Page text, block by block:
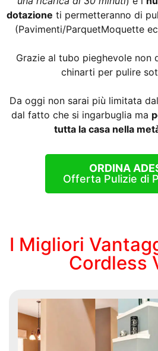
dotazione ti permetteranno di
(Pavimenti/ParquetMoquette
Grazie al tubo pieghevole non
chinarti per pulire
Da oggi non sarai più limitata
dal fatto che si ingarbuglia ma
tutta la casa nella
ORDINA
Offerta Pulizie di
I Migliori
Cordless